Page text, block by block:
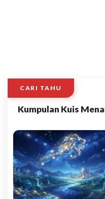
CARI TAHU
Kumpulan Kuis